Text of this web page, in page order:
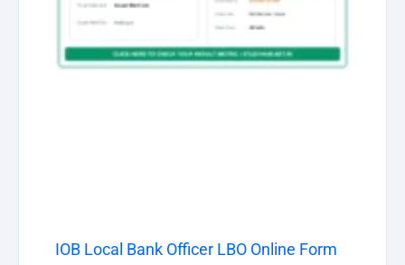
IOB Local Bank Officer LBO Online Form